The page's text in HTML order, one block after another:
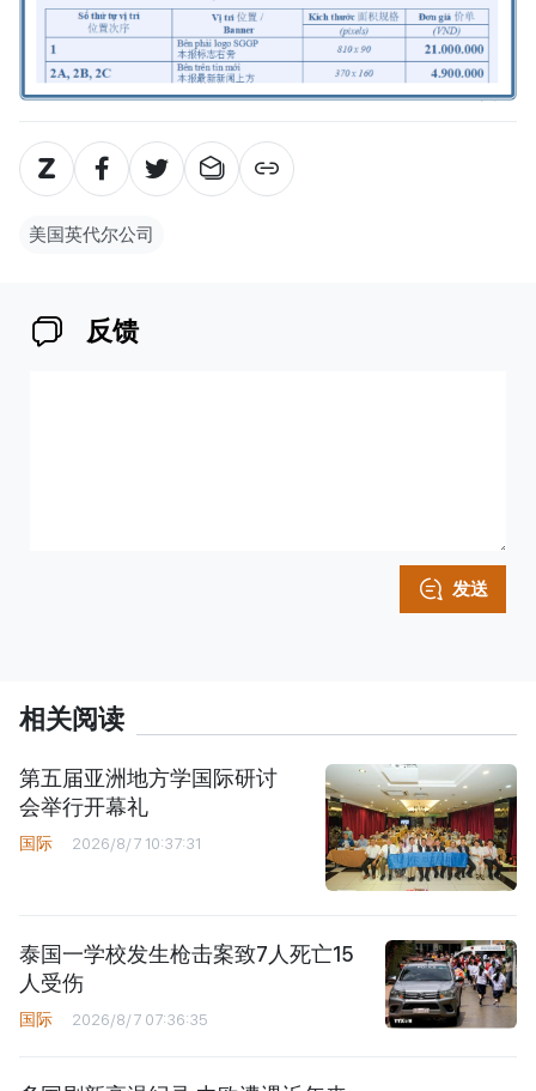
美国英代尔公司
反馈
发送
相关阅读
第五届亚洲地方学国际研讨
会举行开幕礼
国际 2026/8/7 10:37:31
泰国一学校发生枪击案致7人死亡15
人受伤
国际 2026/8/7 07:36:35